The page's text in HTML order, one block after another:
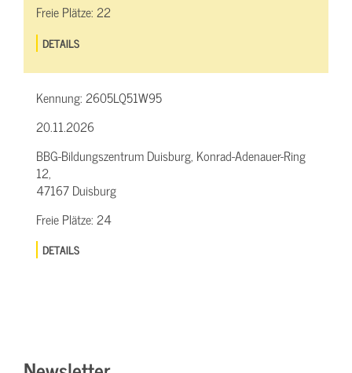
Freie Plätze:22
DETAILS
Kennung:2605LQ51W95
20.11.2026
BBG-Bildungszentrum Duisburg, Konrad-Adenauer-Ring
12,
47167 Duisburg
Freie Plätze:24
DETAILS